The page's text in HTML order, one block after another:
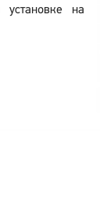
на